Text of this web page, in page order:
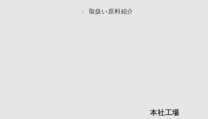
取扱い原料紹介
本社工場